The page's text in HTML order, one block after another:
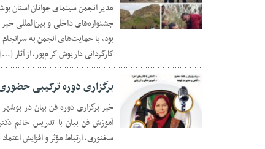
۱۲ مرداد ۱۴۰۵
مدیر انجمن سینمای جوانان استان
جشنواره‌های داخلی و بین‌المللی
بود، با حمایت‌های انجمن به
کارگردانی داریوش کرم‌پور، از آثار […]
۰۵ تیر ۱۴۰۵
برگزاری دوره ترکیبی
خبر برگزاری دوره فن بیان در
آموزش فن بیان با تدریس خانم
سخنوری، ارتباط مؤثر و افزایش